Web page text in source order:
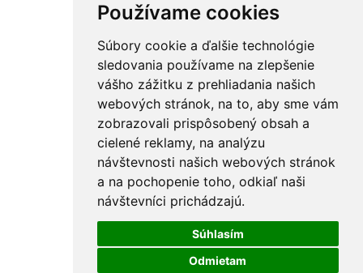
Používame cookies
Súbory cookie a ďalšie technológie
sledovania používame na zlepšenie
vášho zážitku z prehliadania našich
webových stránok, na to, aby sme vám
zobrazovali prispôsobený obsah a
cielené reklamy, na analýzu
návštevnosti našich webových stránok
a na pochopenie toho, odkiaľ naši
návštevníci prichádzajú.
Súhlasím
Odmietam